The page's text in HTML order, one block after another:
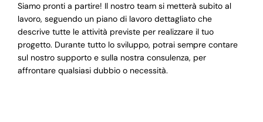
Siamo pronti a partire! Il nostro team si metterà subito al
lavoro, seguendo un piano di lavoro dettagliato che
descrive tutte le attività previste per realizzare il tuo
progetto. Durante tutto lo sviluppo, potrai sempre contare
sul nostro supporto e sulla nostra consulenza, per
affrontare qualsiasi dubbio o necessità.